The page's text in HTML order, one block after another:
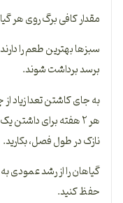
مقدار کافی برگ روی هر
برسد برداشت شوند.
به جای کاشتن تعدا زیاد
هر ۲ هفته برای
نازک در طول فصل، بکارید.
گیاهان را از رشد عمودی
حفظ کنید.